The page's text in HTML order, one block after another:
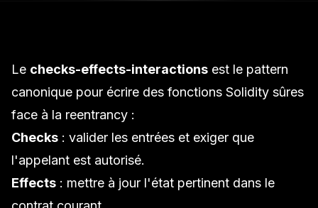
Le checks-effects-interactions est le pattern
canonique pour écrire des fonctions Solidity sûres
face à la reentrancy :
Checks : valider les entrées et exiger que
l'appelant est autorisé.
Effects : mettre à jour l'état pertinent dans le